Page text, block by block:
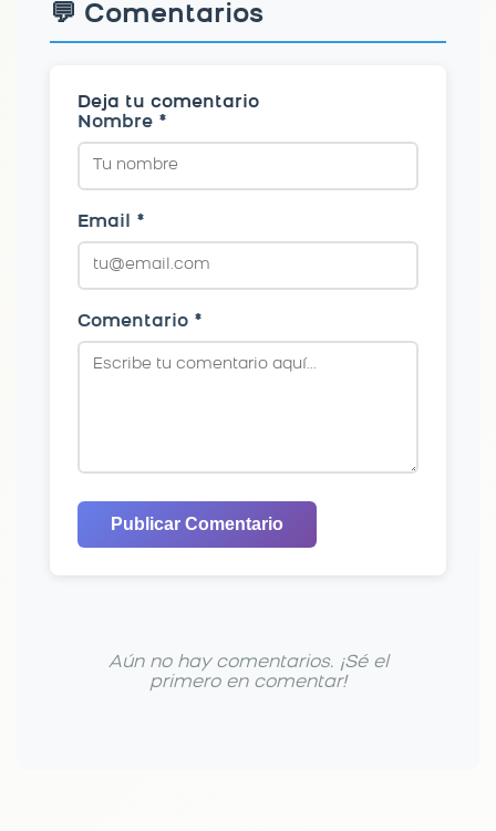
💬 Comentarios
Deja tu comentario
Nombre *
Email *
Comentario *
Publicar Comentario
Aún no hay comentarios. ¡Sé el
primero en comentar!